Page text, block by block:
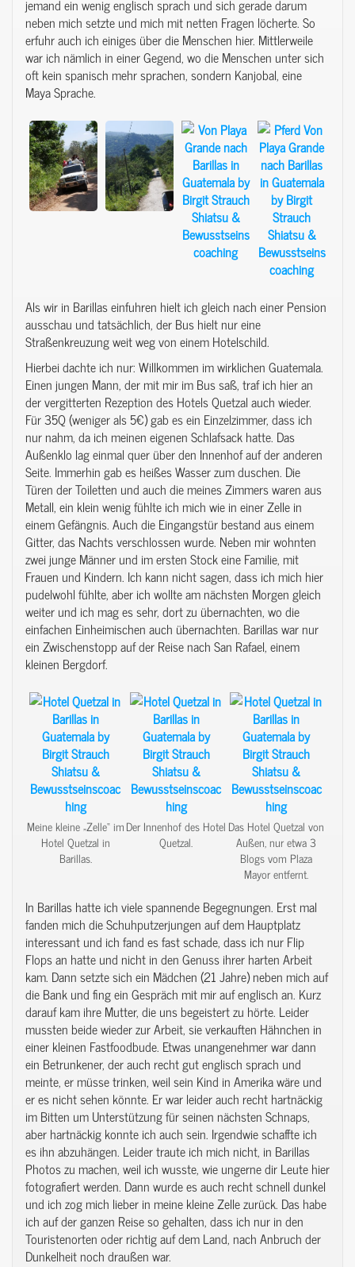
jemand ein wenig englisch sprach und sich gerade darum
neben mich setzte und mich mit netten Fragen löcherte. So
erfuhr auch ich einiges über die Menschen hier. Mittlerweile
war ich nämlich in einer Gegend, wo die Menschen unter sich
oft kein spanisch mehr sprachen, sondern Kanjobal, eine
Maya Sprache.
Als wir in Barillas einfuhren hielt ich gleich nach einer Pension
ausschau und tatsächlich, der Bus hielt nur eine
Straßenkreuzung weit weg von einem Hotelschild.
Hierbei dachte ich nur: Willkommen im wirklichen Guatemala.
Einen jungen Mann, der mit mir im Bus saß, traf ich hier an
der vergitterten Rezeption des Hotels Quetzal auch wieder.
Für 35Q (weniger als 5€) gab es ein Einzelzimmer, dass ich
nur nahm, da ich meinen eigenen Schlafsack hatte. Das
Außenklo lag einmal quer über den Innenhof auf der anderen
Seite. Immerhin gab es heißes Wasser zum duschen. Die
Türen der Toiletten und auch die meines Zimmers waren aus
Metall, ein klein wenig fühlte ich mich wie in einer Zelle in
einem Gefängnis. Auch die Eingangstür bestand aus einem
Gitter, das Nachts verschlossen wurde. Neben mir wohnten
zwei junge Männer und im ersten Stock eine Familie, mit
Frauen und Kindern. Ich kann nicht sagen, dass ich mich hier
pudelwohl fühlte, aber ich wollte am nächsten Morgen gleich
weiter und ich mag es sehr, dort zu übernachten, wo die
einfachen Einheimischen auch übernachten. Barillas war nur
ein Zwischenstopp auf der Reise nach San Rafael, einem
kleinen Bergdorf.
Meine kleine „Zelle“ im
Hotel Quetzal in
Barillas.
Der Innenhof des Hotel
Quetzal.
Das Hotel Quetzal von
Außen, nur etwa 3
Blogs vom Plaza
Mayor entfernt.
In Barillas hatte ich viele spannende Begegnungen. Erst mal
fanden mich die Schuhputzerjungen auf dem Hauptplatz
interessant und ich fand es fast schade, dass ich nur Flip
Flops an hatte und nicht in den Genuss ihrer harten Arbeit
kam. Dann setzte sich ein Mädchen (21 Jahre) neben mich auf
die Bank und fing ein Gespräch mit mir auf englisch an. Kurz
darauf kam ihre Mutter, die uns begeistert zu hörte. Leider
mussten beide wieder zur Arbeit, sie verkauften Hähnchen in
einer kleinen Fastfoodbude. Etwas unangenehmer war dann
ein Betrunkener, der auch recht gut englisch sprach und
meinte, er müsse trinken, weil sein Kind in Amerika wäre und
er es nicht sehen könnte. Er war leider auch recht hartnäckig
im Bitten um Unterstützung für seinen nächsten Schnaps,
aber hartnäckig konnte ich auch sein. Irgendwie schaffte ich
es ihn abzuhängen. Leider traute ich mich nicht, in Barillas
Photos zu machen, weil ich wusste, wie ungerne dir Leute hier
fotografiert werden. Dann wurde es auch recht schnell dunkel
und ich zog mich lieber in meine kleine Zelle zurück. Das habe
ich auf der ganzen Reise so gehalten, dass ich nur in den
Touristenorten oder richtig auf dem Land, nach Anbruch der
Dunkelheit noch draußen war.